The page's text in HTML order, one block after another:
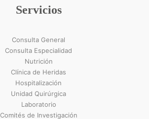
Servicios
Consulta General
Consulta Especialidad
Nutrición
Clínica de Heridas
Hospitalización
Unidad Quirúrgica
Laboratorio
Comités de Investigación